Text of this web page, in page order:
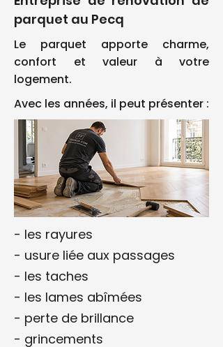
parquet au Pecq
Le parquet apporte charme,
confort et valeur à votre
logement.
Avec les années, il peut présenter :
- les rayures
- usure liée aux passages
- les taches
- les lames abîmées
- perte de brillance
- grincements